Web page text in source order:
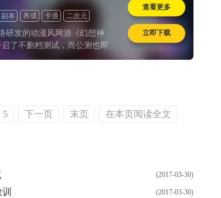
副本 养成 卡通 二次元
研发的动漫风网游《幻想神
了不删档测试，而公测也即将
自公开以来一直保持着极高的*
查看更多
立即下载
5 下一页 末页 在本页阅读全文
(2017-03-30)
(2017-03-30)